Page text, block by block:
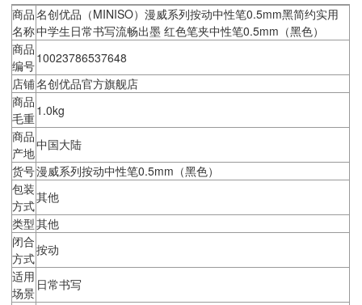
商品
名称
名创优品（MINISO）漫威系列按动中性笔0.5mm黑简约实用
中学生日常书写流畅出墨 红色笔夹中性笔0.5mm（黑色）
商品
编号10023786537648
店铺名创优品官方旗舰店
商品
毛重1.0kg
商品
产地
中国大陆
货号漫威系列按动中性笔0.5mm（黑色）
包装
方式
其他
类型其他
闭合
方式
按动
适用
场景
日常书写